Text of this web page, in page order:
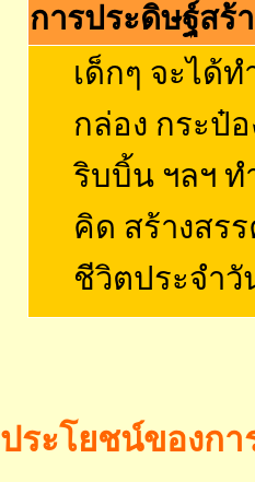
การประดิษฐ์สร้
เด็กๆ จะได้
กล่อง กระป๋
ริบบิ้น ฯลฯ
คิด สร้างสร
ชีวิตประจำวั
ประโยชน์ของกา